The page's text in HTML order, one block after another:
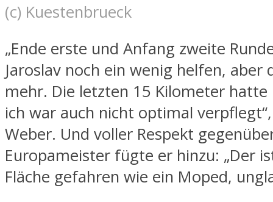
(c) Kuestenbrueck
„Ende erste und Anfang zweite
Jaroslav noch ein wenig helfen, aber
mehr. Die letzten 15 Kilometer hatte
ich war auch nicht optimal
Weber. Und voller Respekt
Europameister fügte er hinzu: „Der
Fläche gefahren wie ein Moped,